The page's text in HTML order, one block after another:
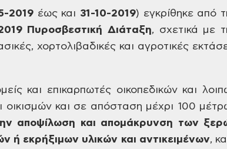
2019έως και 31-10-2019) εγκρίθηκεαπό
Πυροσβεστική Διάταξη, σχετικά με
χορτολιβαδικές και αγροτικές
και επικαρπωτές οικοπεδικών και
οικισμών και σε απόσταση μέχρι 100
αποψίλωση και απομάκρυνση των
ή εκρήξιμων υλικών και αντικειμένων,